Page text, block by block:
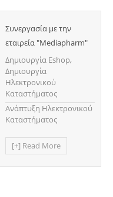
Συνεργασία με την
εταιρεία "Mediapharm"
Δημιουργία Eshop,
Δημιουργία
Ηλεκτρονικού
Καταστήματος
Ανάπτυξη Ηλεκτρονικού
Καταστήματος
[+] Read More